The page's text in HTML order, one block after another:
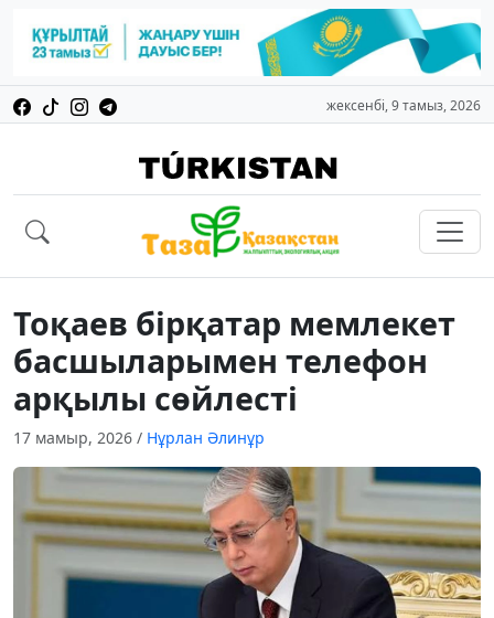
жексенбі, 9 тамыз, 2026
Тоқаев бірқатар мемлекет
басшыларымен телефон
арқылы сөйлесті
17 мамыр, 2026 / Нұрлан Әлинұр